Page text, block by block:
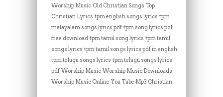
Worship Music Old Christian Songs Top
Christian Lyrics tpm english songs lyrics tpm
malayalam songs lyrics pdf tpm song lyrics pdf
free download tpm tamil song lyrics tpm tamil
songs lyrics tpm tamil songs lyrics pdf in english
tpm telugu songs lyrics tpm telugu songs lyrics
pdf Worship Music Worship Music Downloads
Worship Music Online You Tube Mp3 Christian